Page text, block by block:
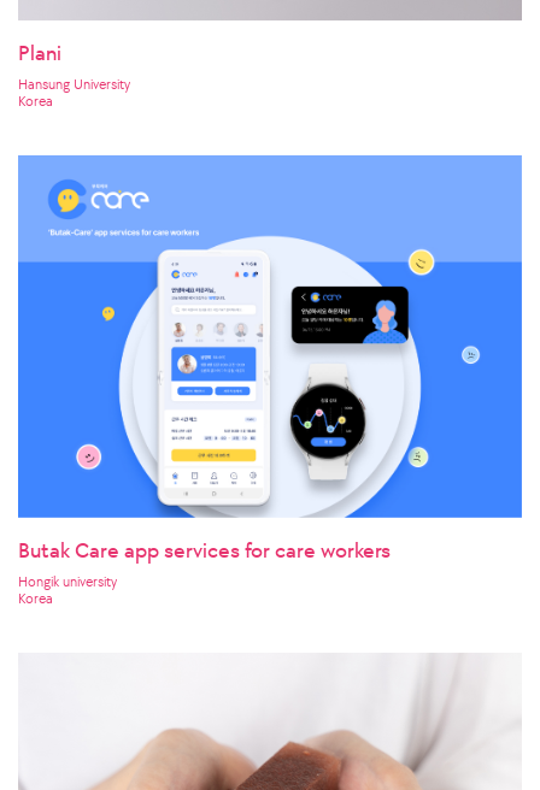
Plani
Hansung University
Korea
Butak Care app services for care workers
Hongik university
Korea